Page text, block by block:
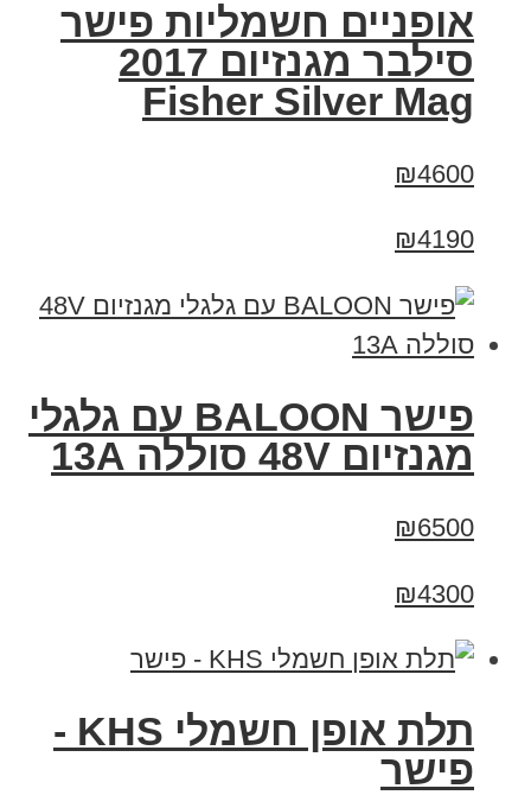
אופניים חשמליות פישר
סילבר מגנזיום 2017
Fisher Silver Mag
₪4600
₪4190
פישר BALOON עם גלגלי
מגנזיום 48V סוללה 13A
₪6500
₪4300
תלת אופן חשמלי KHS -
פישר